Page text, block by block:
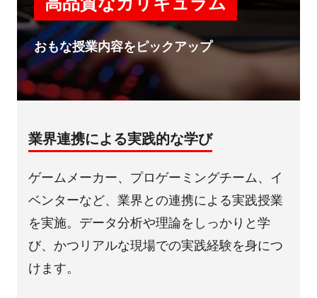
おもな授業内容をピックアップ
業界連携による実践的な学び
ゲームメーカー、プロゲーミングチーム、イ
ベンターなど、業界との連携による実践授業
を実施。データ分析や理論をしっかりと学
び、かつリアルな現場での実践経験を身につ
けます。